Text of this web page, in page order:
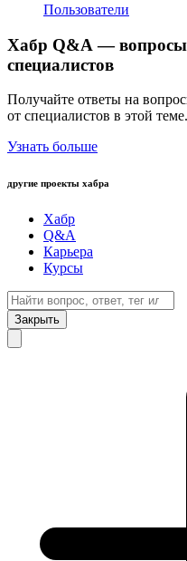
Пользователи
Хабр Q&A — вопросы
специалистов
Получайте ответы на
от специалистов в этой теме.
Узнать больше
другие проекты хабра
Хабр
Q&A
Карьера
Курсы
Закрыть